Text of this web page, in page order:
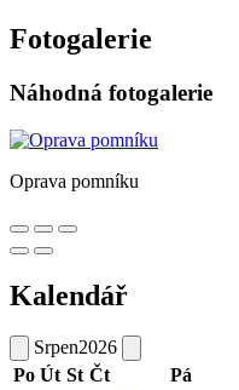
Fotogalerie
Náhodná fotogalerie
Oprava pomníku
Kalendář
Srpen2026
Po Út St Čt Pá